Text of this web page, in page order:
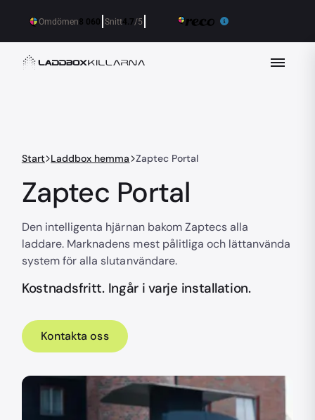
Start Laddbox hemma Zaptec Portal
Zaptec Portal
Den intelligenta hjärnan bakom Zaptecs alla
laddare. Marknadens mest pålitliga och lättanvända
system för alla slutanvändare.
Kostnadsfritt. Ingår i varje installation.
Kontakta oss